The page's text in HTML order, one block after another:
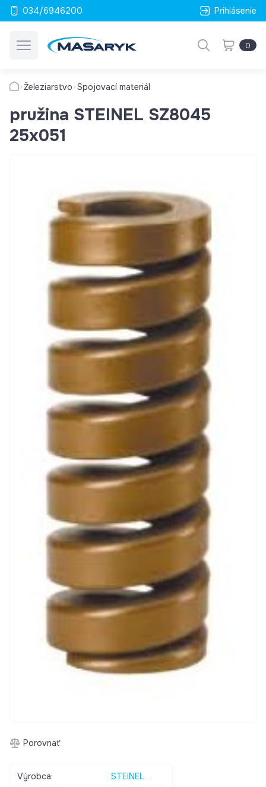
034/6946200 Prihlásenie
0
Železiarstvo Spojovací materiál
pružina STEINEL SZ8045
25x051
Porovnať
Výrobca:
STEINEL